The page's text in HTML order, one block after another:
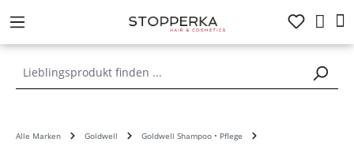
springen
Alle Marken Goldwell
Goldwell Shampoo • Pflege